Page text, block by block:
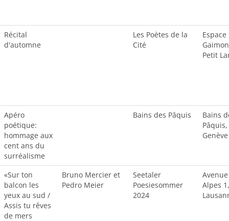
Récital
d'automne
Les Poètes de la
Cité
Espace
Petit
Apéro
poétique:
hommage aux
cent ans du
surréalisme
Bains des Pâquis
Bains
Pâquis,
Genève
«Sur ton
balcon les
yeux au sud /
Assis tu rêves
de mers
Bruno Mercier et
Pedro Meier
Seetaler
Poesiesommer
2024
Alpes 1,